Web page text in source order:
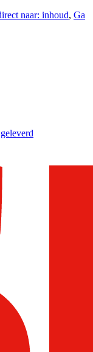
naar: inhoud, Ga